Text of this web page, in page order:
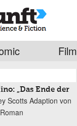
Film
„Das Ende der
Scotts Adaption von